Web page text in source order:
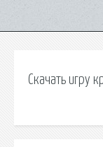
Скачать игру